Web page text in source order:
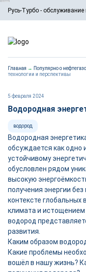
Русь-Турбо -
ООО «Русь-Турбо»
турбин, комплексным
техническим
работают на
металлургических и
Реклама. ООО «Русь-
erid:
Главная → Популярно о
технологии и перспективы
5 февраля 2024
Водородная
водород
Водородная
обсуждается как одно
устойчивому
обусловлен рядом
высокую
получения энергии
контексте глобальных
климата и истощением
водород
развития.
Каким образом
Какие проблемы
вошёл в нашу жизнь?